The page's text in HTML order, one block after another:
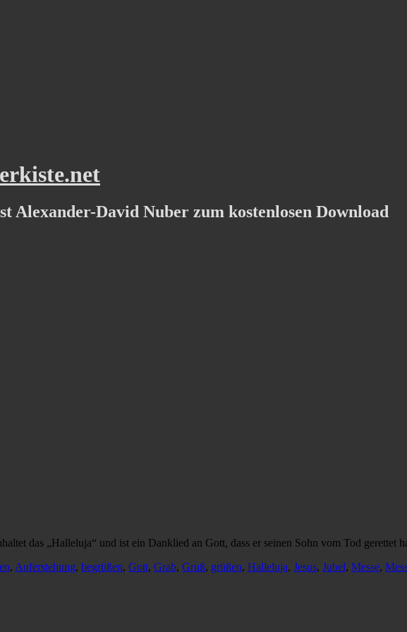
David Nuber zum kostenlosen Download
das „Halleluja“ und ist ein Danklied an Gott, dass er seinen Sohn vom Tod gerettet
, Auferstehung, begrüßen, Gott, Grab, Gruß, grüßen, Halleluja, Jesus, Jubel, Messe,